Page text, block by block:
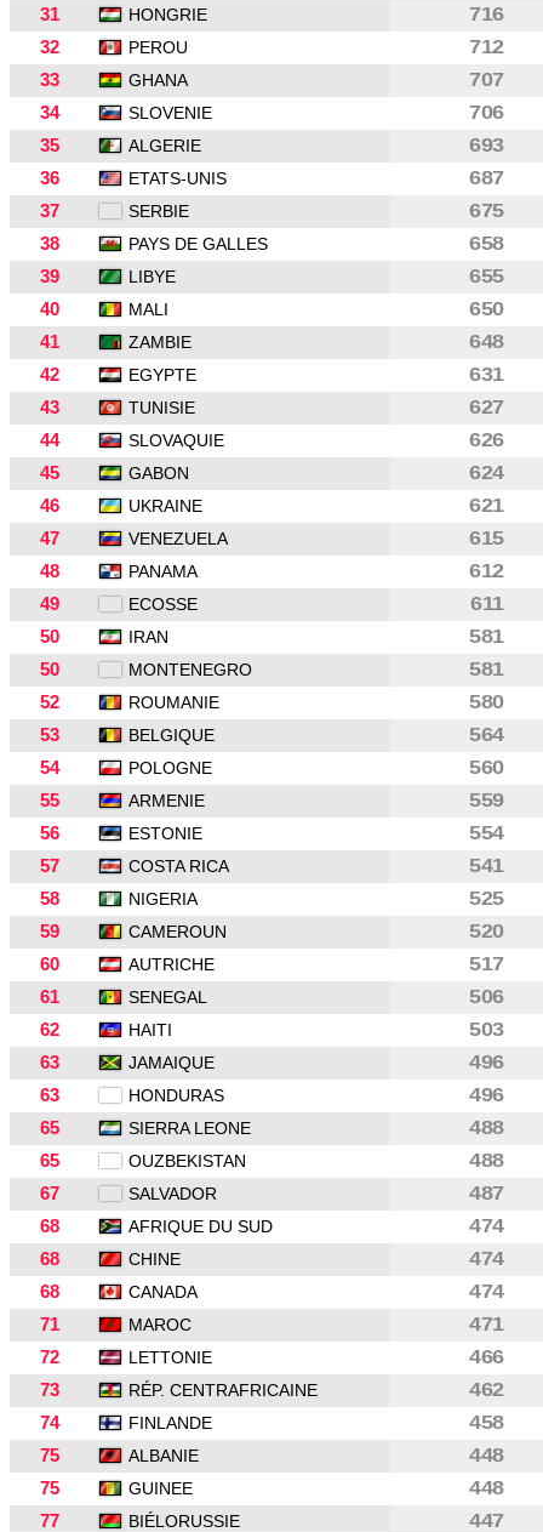
31
HONGRIE
716
32
PEROU
712
33
GHANA
707
34
SLOVENIE
706
35
ALGERIE
693
36
ETATS-UNIS
687
37
SERBIE
675
38
PAYS DE GALLES
658
39
LIBYE
655
40
MALI
650
41
ZAMBIE
648
42
EGYPTE
631
43
TUNISIE
627
44
SLOVAQUIE
626
45
GABON
624
46
UKRAINE
621
47
VENEZUELA
615
48
PANAMA
612
49
ECOSSE
611
50
IRAN
581
50
MONTENEGRO
581
52
ROUMANIE
580
53
BELGIQUE
564
54
POLOGNE
560
55
ARMENIE
559
56
ESTONIE
554
57
COSTA RICA
541
58
NIGERIA
525
59
CAMEROUN
520
60
AUTRICHE
517
61
SENEGAL
506
62
HAITI
503
63
JAMAIQUE
496
63
HONDURAS
496
65
SIERRA LEONE
488
65
OUZBEKISTAN
488
67
SALVADOR
487
68
AFRIQUE DU SUD
474
68
CHINE
474
68
CANADA
474
71
MAROC
471
72
LETTONIE
466
73
RÉP. CENTRAFRICAINE
462
74
FINLANDE
458
75
ALBANIE
448
75
GUINEE
448
77
BIÉLORUSSIE
447